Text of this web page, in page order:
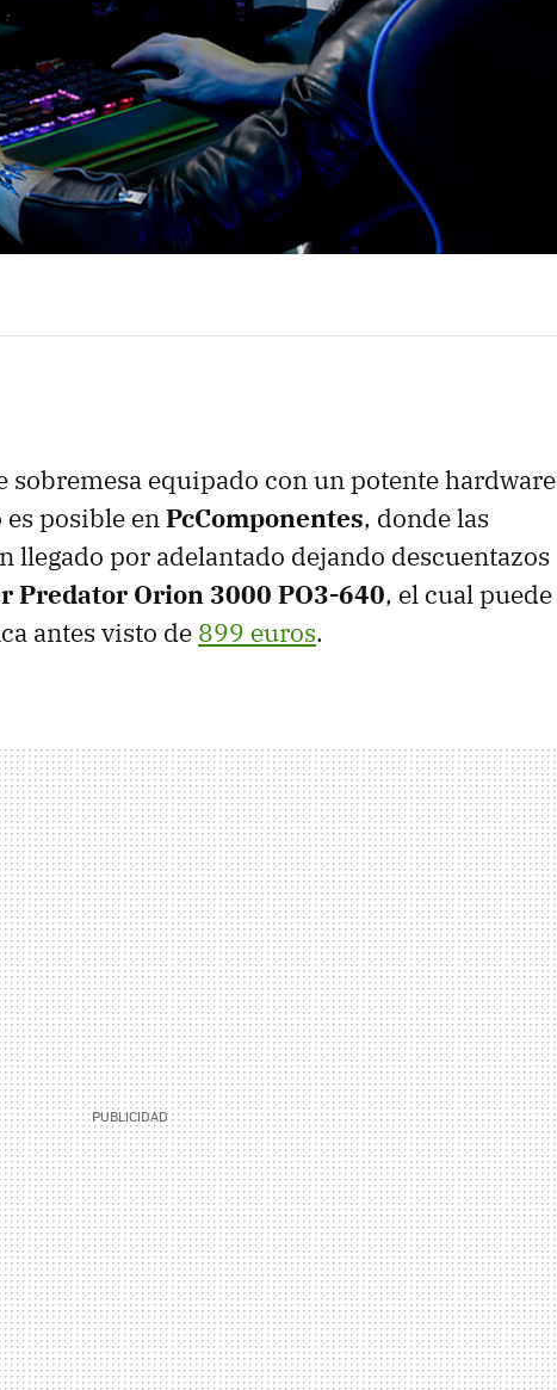
equipado con un potente hardware
posible enPcComponentes, donde las
llegado por adelantado dejando descuentazos
Predator Orion 3000 PO3-640, el cual puede
antes visto de 899 euros.